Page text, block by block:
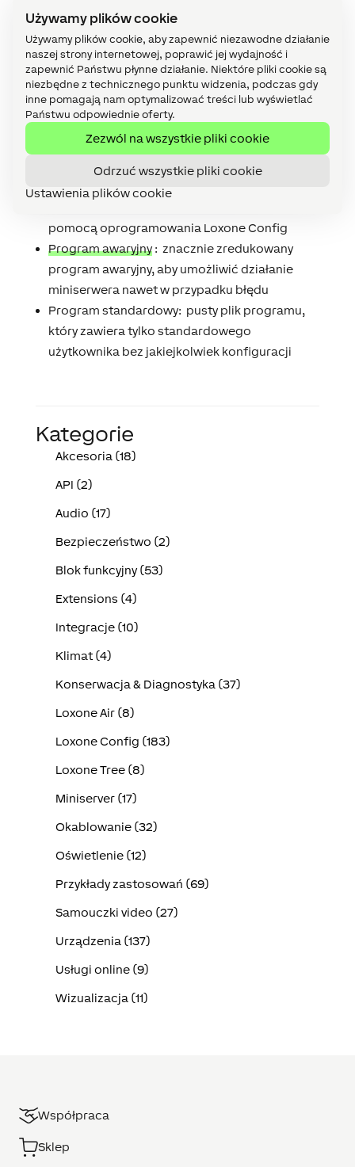
Używamy plików cookie
Używamy plików cookie, aby zapewnić niezawodne działanie
naszej strony internetowej, poprawić jej wydajność i
zapewnić Państwu płynne działanie. Niektóre pliki cookie są
niezbędne z technicznego punktu widzenia, podczas gdy
inne pomagają nam optymalizować treści lub wyświetlać
Państwu odpowiednie oferty.
Zezwól na wszystkie pliki cookie
Odrzuć wszystkie pliki cookie
Ustawienia plików cookie
Rodzaje plików programów
Plik programu to plik utworzony za pomocą
oprogramowania Loxone Config i zapisany w
Miniserverze. Zawiera konfigurację (moduły,
logikę, urządzenia, …) Miniserwera. Istnieją
następujące typy plików programów na
Miniserver:
pomocą oprogramowania Loxone Config
Program awaryjny: znacznie zredukowany
program awaryjny, aby umożliwić działanie
miniserwera nawet w przypadku błędu
Program standardowy: pusty plik programu,
który zawiera tylko standardowego
użytkownika bez jakiejkolwiek konfiguracji
Kategorie
Akcesoria (18)
API (2)
Audio (17)
Bezpieczeństwo (2)
Blok funkcyjny (53)
Extensions (4)
Integracje (10)
Klimat (4)
Konserwacja & Diagnostyka (37)
Loxone Air (8)
Loxone Config (183)
Loxone Tree (8)
Miniserver (17)
Okablowanie (32)
Oświetlenie (12)
Przykłady zastosowań (69)
Samouczki video (27)
Urządzenia (137)
Usługi online (9)
Wizualizacja (11)
Współpraca
Sklep